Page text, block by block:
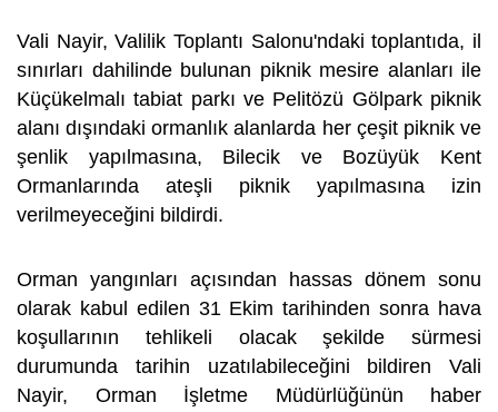
Vali Nayir, Valilik Toplantı Salonu'ndaki toplantıda, il
sınırları dahilinde bulunan piknik mesire alanları ile
Küçükelmalı tabiat parkı ve Pelitözü Gölpark piknik
alanı dışındaki ormanlık alanlarda her çeşit piknik ve
şenlik yapılmasına, Bilecik ve Bozüyük Kent
Ormanlarında ateşli piknik yapılmasına izin
verilmeyeceğini bildirdi.
Orman yangınları açısından hassas dönem sonu
olarak kabul edilen 31 Ekim tarihinden sonra hava
koşullarının tehlikeli olacak şekilde sürmesi
durumunda tarihin uzatılabileceğini bildiren Vali
Nayir, Orman İşletme Müdürlüğünün haber